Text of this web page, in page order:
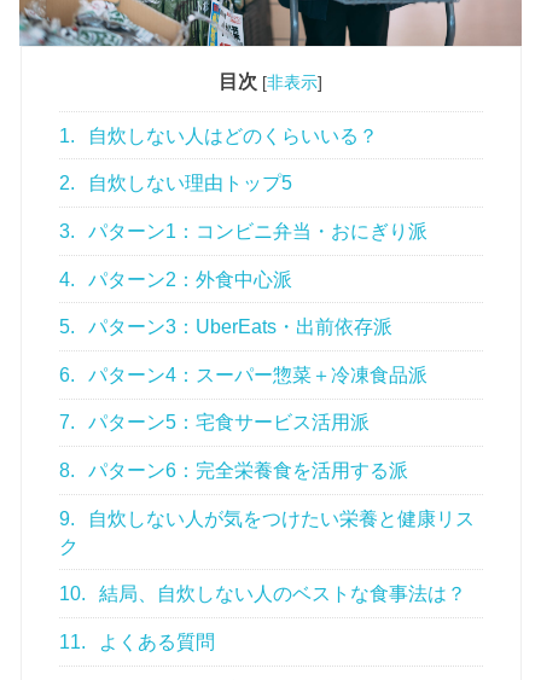
目次 [非表示]
1. 自炊しない人はどのくらいいる？
2. 自炊しない理由トップ5
3. パターン1：コンビニ弁当・おにぎり派
4. パターン2：外食中心派
5. パターン3：UberEats・出前依存派
6. パターン4：スーパー惣菜＋冷凍食品派
7. パターン5：宅食サービス活用派
8. パターン6：完全栄養食を活用する派
9.
自炊しない人が気をつけたい栄養と健康リス
ク
10. 結局、自炊しない人のベストな食事法は？
11. よくある質問